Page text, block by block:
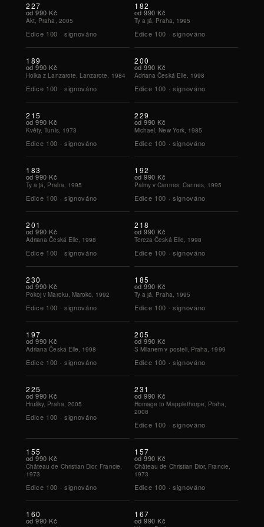
227
od 990 Kč
Akt, Praha, 2005
Edice 100 · signováno
182
od 990 Kč
Ty a já, Praha, 1995
Edice 100 · signováno
189
od 990 Kč
Holka z Lanzarote, Lanzarote, 1984
Edice 100 · signováno
200
od 990 Kč
Adriana Česká Elle, 1998
Edice 100 · signováno
215
od 990 Kč
Květy, Tunis, 1973
Edice 100 · signováno
229
od 990 Kč
Michael, New York, 1985
Edice 100 · signováno
183
od 990 Kč
Ty a já, Praha, 1995
Edice 100 · signováno
192
od 990 Kč
Palmy v Cannes, Cannes, 1995
Edice 100 · signováno
201
od 990 Kč
Adriana Česká Elle, 1998
Edice 100 · signováno
218
od 990 Kč
Tereza Česká Elle, 1998
Edice 100 · signováno
230
od 990 Kč
Pokoj v Maroku, Maroko, 1992
Edice 100 · signováno
185
od 990 Kč
Ty a já, Praha, 1995
Edice 100 · signováno
197
od 990 Kč
Adriana Česká Elle, 1998
Edice 100 · signováno
205
od 990 Kč
S Milanem v posteli, Praha, 1999
Edice 100 · signováno
225
od 990 Kč
Hrušky, Praha, 2005
Edice 100 · signováno
231
od 990 Kč
Homage to Mapplethorpe, Praha,
2008
Edice 100 · signováno
155
od 990 Kč
Château de Christian Dior, Francie,
1973
Edice 100 · signováno
157
od 990 Kč
Château de Christian Dior, Francie,
1973
Edice 100 · signováno
160
od 990 Kč
167
od 990 Kč